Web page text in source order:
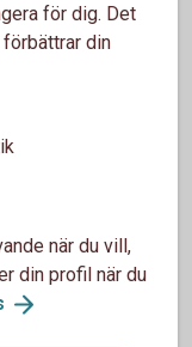
spännande
ännu vassare i
vi fram våra
ledighet över
för dig. Det
din
när du vill,
din profil när du